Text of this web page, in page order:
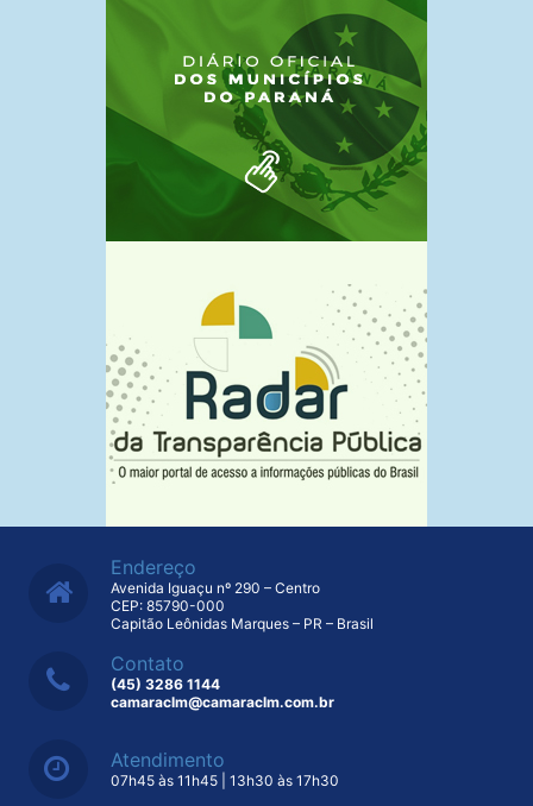
Endereço
Avenida Iguaçu nº 290 – Centro
CEP: 85790-000
Capitão Leônidas Marques – PR – Brasil
Contato
(45) 3286 1144
camaraclm@camaraclm.com.br
Atendimento
07h45 às 11h45 | 13h30 às 17h30